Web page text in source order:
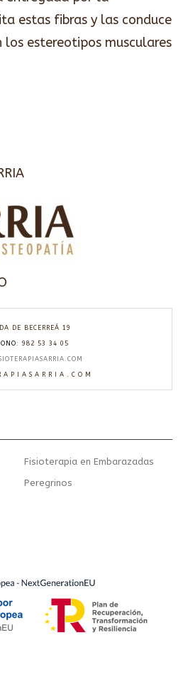
estas fibras y las conduce
los estereotipos musculares
DE BECERREÁ 19
: 982 53 34 05
Fisioterapia en Embarazadas
Peregrinos